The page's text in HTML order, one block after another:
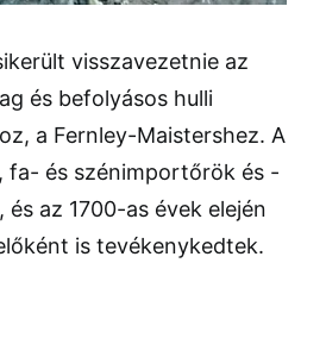
visszavezetnie az
és befolyásos hulli
a Fernley-Maistershez. A
fa- és szénimportőrök és -
az 1700-as évek elején
is tevékenykedtek.